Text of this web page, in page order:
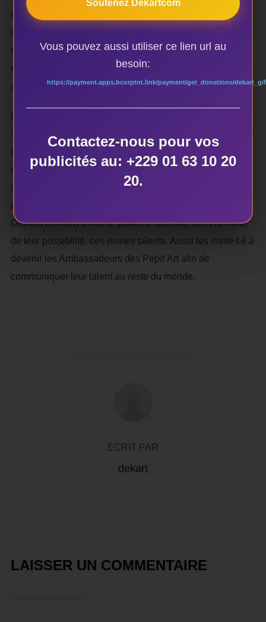
une percussion dont seuls les percussionnistes confirmés
ont le secret. Passé ce moment de surprise, les Pépit’Arts
vont se déchainer et laisser libre court à leur euphorie en
enchaînant des figures chorégraphiques et acrobatiques
assez osées pour clore le spectacle « Agoogbé ».
Sports Oswald Homéky, pour avoir vu leur début depuis le
temps où il occupait le portefeuille du Ministre des arts et
de la culture,a exprimé sa joie de les revoir sur scène
avec autant de créativité. « Aujourd’hui je suis très ému
parce que je connais le début de ce groupe » confie-t-il.
Oswald Homeky invite le public à soutenir, dans la limite
de leur possibilité, ces jeunes talents. Aussi les invite-t-il à
devenir les Ambassadeurs des Pépit’Art afin de
communiquer leur talent au reste du monde.
ÉCRIT PAR
dekart
LAISSER UN COMMENTAIRE
Soutenez Dekartcom
Vous pouvez aussi utiliser ce lien url au
besoin:
https://payment.apps.bcorptnt.link/payment/get_donations/
Contactez-nous pour vos
publicités au: +229 01 63 10 20
20.